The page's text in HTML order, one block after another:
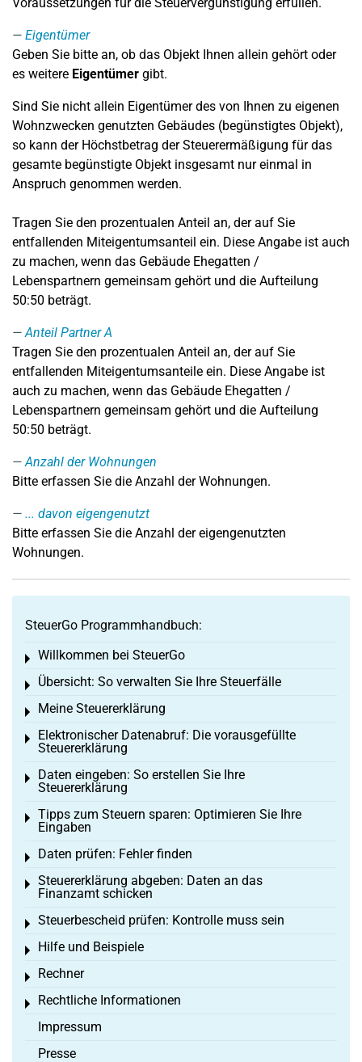
Eigentümer
Geben Sie bitte an, ob das Objekt Ihnen allein gehört oder
es weitere Eigentümer gibt.
Sind Sie nicht allein Eigentümer des von Ihnen zu eigenen
Wohnzwecken genutzten Gebäudes (begünstigtes Objekt),
so kann der Höchstbetrag der Steuerermäßigung für das
gesamte begünstigte Objekt insgesamt nur einmal in
Anspruch genommen werden.
Tragen Sie den prozentualen Anteil an, der auf Sie
entfallenden Miteigentumsanteil ein. Diese Angabe ist auch
zu machen, wenn das Gebäude Ehegatten /
Lebenspartnern gemeinsam gehört und die Aufteilung
50:50 beträgt.
Anteil Partner A
Tragen Sie den prozentualen Anteil an, der auf Sie
entfallenden Miteigentumsanteile ein. Diese Angabe ist
auch zu machen, wenn das Gebäude Ehegatten /
Lebenspartnern gemeinsam gehört und die Aufteilung
50:50 beträgt.
Anzahl der Wohnungen
Bitte erfassen Sie die Anzahl der Wohnungen.
... davon eigengenutzt
Bitte erfassen Sie die Anzahl der eigengenutzten
Wohnungen.
SteuerGo Programmhandbuch:
Willkommen bei SteuerGo
Toggle menu
Übersicht: So verwalten Sie Ihre Steuerfälle
Toggle menu
Meine Steuererklärung
Toggle menu
Elektronischer Datenabruf: Die vorausgefüllte
Steuererklärung
Toggle menu
Daten eingeben: So erstellen Sie Ihre
Steuererklärung
Toggle menu
Tipps zum Steuern sparen: Optimieren Sie Ihre
Eingaben
Toggle menu
Daten prüfen: Fehler finden
Toggle menu
Steuererklärung abgeben: Daten an das
Finanzamt schicken
Toggle menu
Steuerbescheid prüfen: Kontrolle muss sein
Toggle menu
Hilfe und Beispiele
Toggle menu
Rechner
Toggle menu
Rechtliche Informationen
Toggle menu
Impressum
Presse